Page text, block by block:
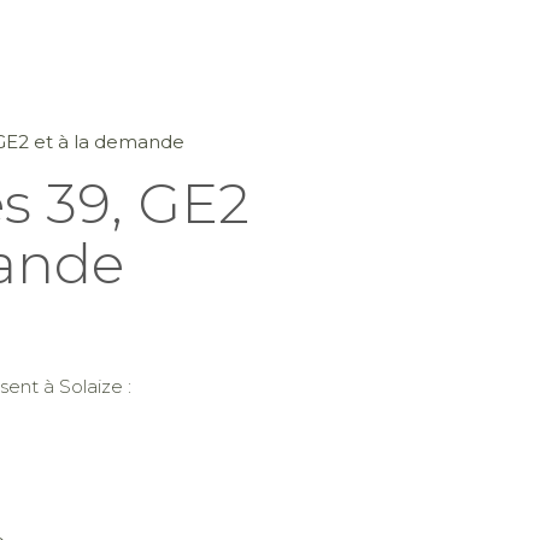
et à la demande
39, GE2
à Solaize :